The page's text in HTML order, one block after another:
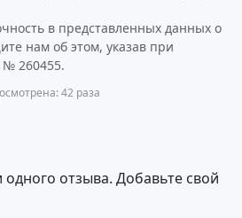
в представленных данных о
нам об этом, указав при
260455.
42 раза
отзыва. Добавьте свой